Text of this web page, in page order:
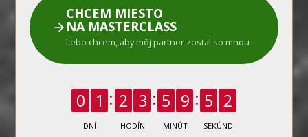
CHCEM MIESTO
NA MASTERCLASS
Lebo chcem, aby môj partner zostal so mnou
0 1
DNÍ
2 3
HODÍN
5 9
MINÚT
5 1
SEKÚND